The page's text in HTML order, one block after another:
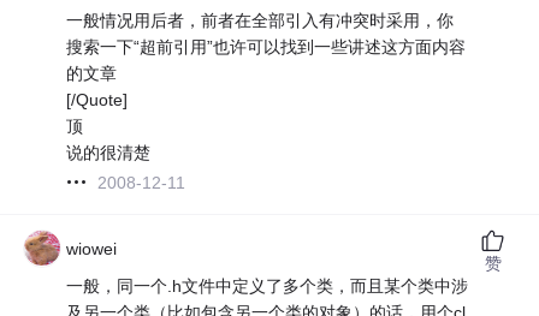
一般情况用后者，前者在全部引入有冲突时采用，你
搜索一下“超前引用”也许可以找到一些讲述这方面内容
的文章
[/Quote]
顶
说的很清楚
2008-12-11
wiowei
一般，同一个.h文件中定义了多个类，而且某个类中涉
及另一个类（比如包含另一个类的对象）的话，用个cl
赞